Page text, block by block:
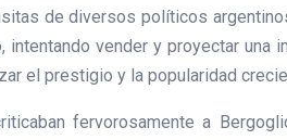
de diversos políticos
vender y proyectar una
el prestigio y la popularidad
fervorosamente a